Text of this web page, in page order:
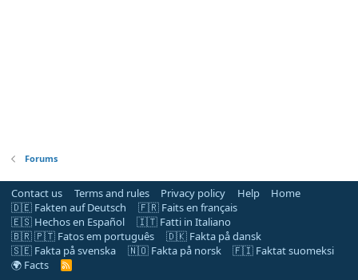
Forums
Contact us Terms and rules Privacy policy Help
Home
🇩🇪 Fakten auf Deutsch
🇫🇷 Faits en français
🇪🇸 Hechos en Español
🇮🇹 Fatti in Italiano
🇧🇷 🇵🇹 Fatos em português
🇩🇰 Fakta på dansk
🇸🇪 Fakta på svenska
🇳🇴 Fakta på norsk
🇫🇮 Faktat suomeksi
🌍 Facts
R